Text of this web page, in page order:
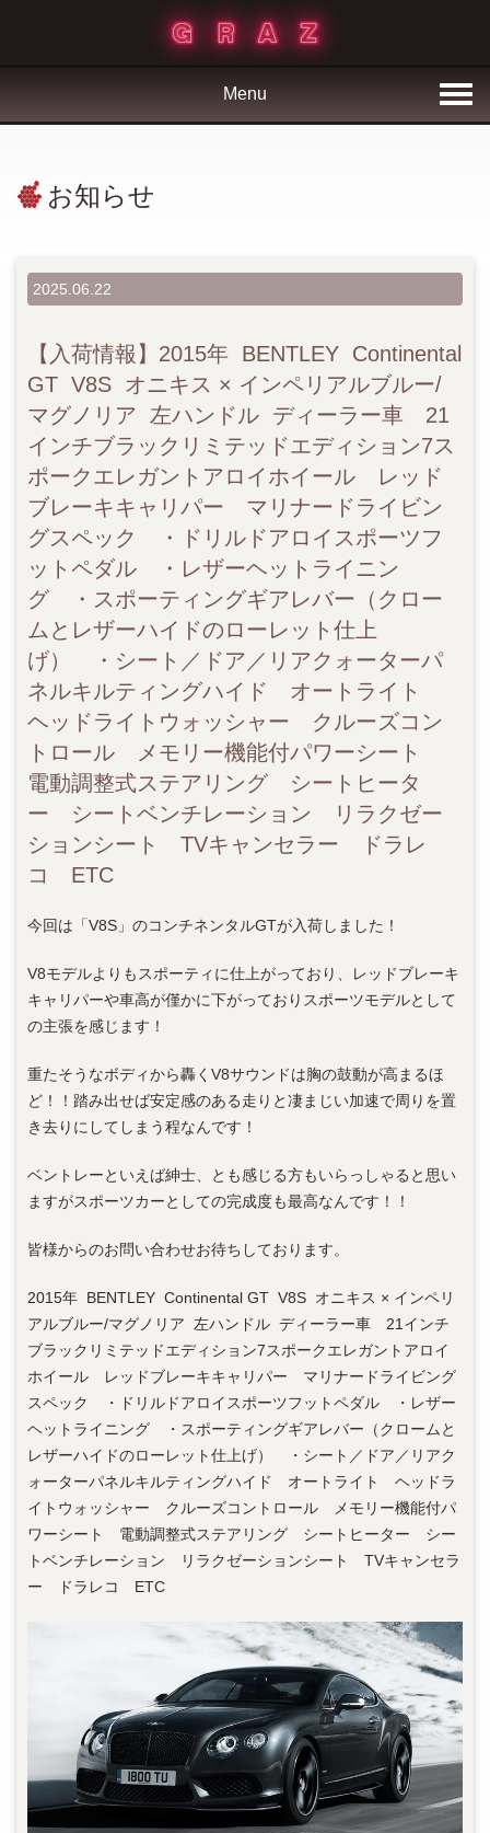
Menu
お知らせ
2025.06.22
【入荷情報】2015年 BENTLEY Continental
GT V8S オニキス × インペリアルブルー/
マグノリア 左ハンドル ディーラー車 21
インチブラックリミテッドエディション7ス
ポークエレガントアロイホイール レッド
ブレーキキャリパー マリナードライビン
グスペック ・ドリルドアロイスポーツフ
ットペダル ・レザーヘットライニン
グ ・スポーティングギアレバー（クロー
ムとレザーハイドのローレット仕上
げ） ・シート／ドア／リアクォーターパ
ネルキルティングハイド オートライト
ヘッドライトウォッシャー クルーズコン
トロール メモリー機能付パワーシート
電動調整式ステアリング シートヒータ
ー シートベンチレーション リラクゼー
ションシート TVキャンセラー ドラレ
コ ETC
今回は「V8S」のコンチネンタルGTが入荷しました！
V8モデルよりもスポーティに仕上がっており、レッドブレーキ
キャリパーや車高が僅かに下がっておりスポーツモデルとして
の主張を感じます！
重たそうなボディから轟くV8サウンドは胸の鼓動が高まるほ
ど！！踏み出せば安定感のある走りと凄まじい加速で周りを置
き去りにしてしまう程なんです！
ベントレーといえば紳士、とも感じる方もいらっしゃると思い
ますがスポーツカーとしての完成度も最高なんです！！
皆様からのお問い合わせお待ちしております。
2015年 BENTLEY Continental GT V8S オニキス × インペリ
アルブルー/マグノリア 左ハンドル ディーラー車 21インチ
ブラックリミテッドエディション7スポークエレガントアロイ
ホイール レッドブレーキキャリパー マリナードライビング
スペック ・ドリルドアロイスポーツフットペダル ・レザー
ヘットライニング ・スポーティングギアレバー（クロームと
レザーハイドのローレット仕上げ） ・シート／ドア／リアク
ォーターパネルキルティングハイド オートライト ヘッドラ
イトウォッシャー クルーズコントロール メモリー機能付パ
ワーシート 電動調整式ステアリング シートヒーター シー
トベンチレーション リラクゼーションシート TVキャンセラ
ー ドラレコ ETC